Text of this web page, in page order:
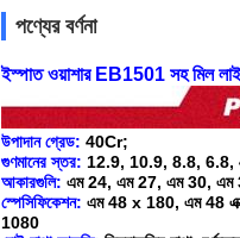
পণ্যের বর্ণনা
ইস্পাত ওয়াশার EB1501 সহ মিল
উপাদান গ্রেড: 40Cr;
গুণমানের স্তর: 12.9, 10.9, 8.8, 6.8,
আকারগুলি: এম 24, এম 27, এম 30,
স্পেসিফিকেশন: এম 48 x 180, এম 48
1080